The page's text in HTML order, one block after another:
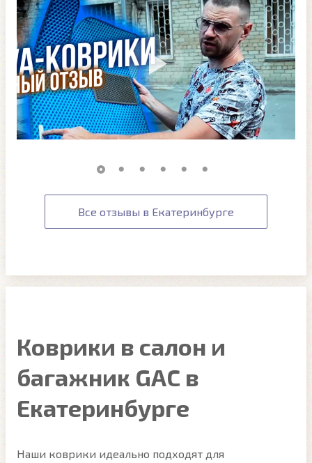
Все отзывы в Екатеринбурге
Коврики в салон и
багажник GAC в
Екатеринбурге
Наши коврики идеально подходят для